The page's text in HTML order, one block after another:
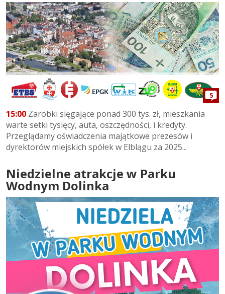
5
15:00 Zarobki sięgające ponad 300 tys. zł, mieszkania
warte setki tysięcy, auta, oszczędności, i kredyty.
Przeglądamy oświadczenia majątkowe prezesów i
dyrektorów miejskich spółek w Elblągu za 2025...
Niedzielne atrakcje w Parku
Wodnym Dolinka